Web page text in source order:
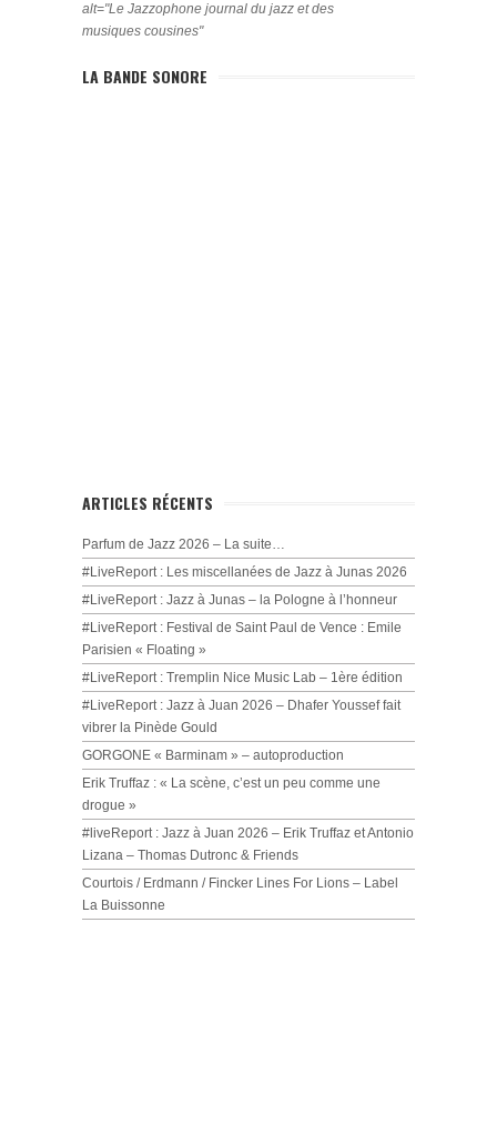
alt="Le Jazzophone journal du jazz et des
musiques cousines"
LA BANDE SONORE
ARTICLES RÉCENTS
Parfum de Jazz 2026 – La suite…
#LiveReport : Les miscellanées de Jazz à Junas 2026
#LiveReport : Jazz à Junas – la Pologne à l’honneur
#LiveReport : Festival de Saint Paul de Vence : Emile
Parisien « Floating »
#LiveReport : Tremplin Nice Music Lab – 1ère édition
#LiveReport : Jazz à Juan 2026 – Dhafer Youssef fait
vibrer la Pinède Gould
GORGONE « Barminam » – autoproduction
Erik Truffaz : « La scène, c’est un peu comme une
drogue »
#liveReport : Jazz à Juan 2026 – Erik Truffaz et Antonio
Lizana – Thomas Dutronc & Friends
Courtois / Erdmann / Fincker Lines For Lions – Label
La Buissonne